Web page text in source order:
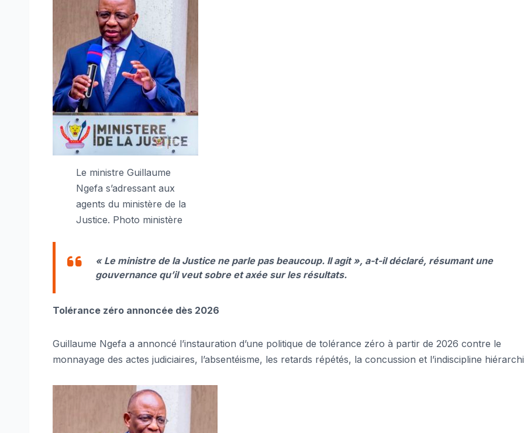
Le ministre Guillaume
Ngefa s’adressant aux
agents du ministère de la
Justice. Photo ministère
« Le ministre de la Justice ne parle pas beaucoup. Il agit », a-t-il déclaré, résumant une
gouvernance qu’il veut sobre et axée sur les résultats.
Tolérance zéro annoncée dès 2026
Guillaume Ngefa a annoncé l’instauration d’une politique de tolérance zéro à partir de 2026 contre le
monnayage des actes judiciaires, l’absentéisme, les retards répétés, la concussion et l’indiscipline